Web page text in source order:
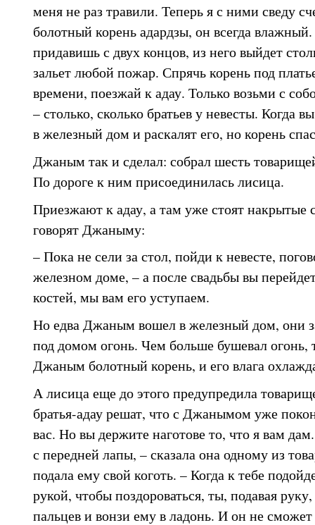
меня не раз травили. Теперь я с ними сведу
болотный корень адардзы, он всегда
придавишь с двух концов, из него выйдет
зальет любой пожар. Спрячь корень под
времени, поезжай к адау. Только возьми с
– столько, сколько братьев у невесты. Когда
в железный дом и раскалят его, но корень
Джаным так и сделал: собрал шесть
По дороге к ним присоединилась лисица.
Приезжают к адау, а там уже стоят накрытые
говорят Джаныму:
– Пока не сели за стол, пойди к невесте,
железном доме, – а после свадьбы вы
костей, мы вам его уступаем.
Но едва Джаным вошел в железный дом, они
под домом огонь. Чем больше бушевал огонь,
Джаным болотный корень, и его влага
А лисица еще до этого предупредила
братья-адау решат, что с Джанымом уже
вас. Но вы держите наготове то, что я вам
с передней лапы, – сказала она одному из
подала ему свой коготь. – Когда к тебе
рукой, чтобы поздороваться, ты, подавая
пальцев и вонзи ему в ладонь. И он не